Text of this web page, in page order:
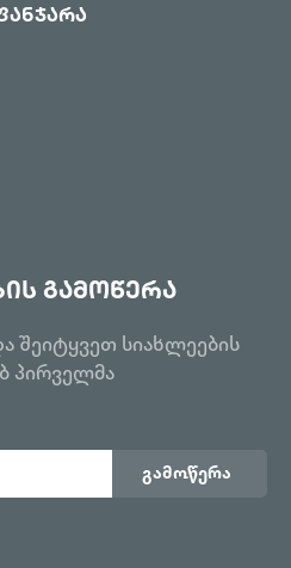
გამოწერა
შეიტყვეთ სიახლეების
პირველმა
გამოწერა